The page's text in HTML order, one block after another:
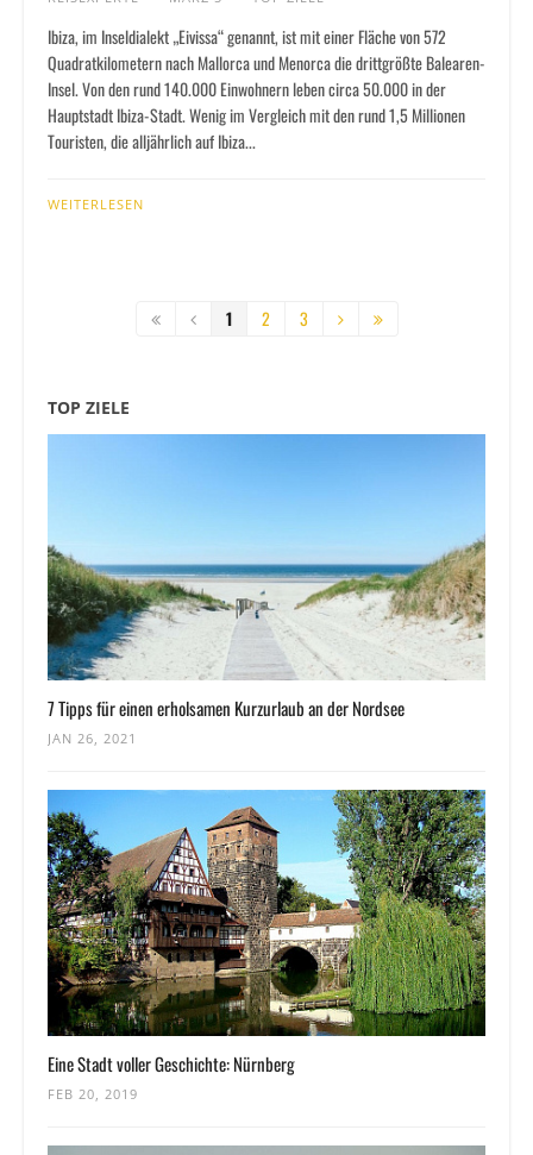
Ibiza, im Inseldialekt „Eivissa“ genannt, ist mit einer Fläche von 572
Quadratkilometern nach Mallorca und Menorca die drittgrößte Balearen-
Insel. Von den rund 140.000 Einwohnern leben circa 50.000 in der
Hauptstadt Ibiza-Stadt. Wenig im Vergleich mit den rund 1,5 Millionen
Touristen, die alljährlich auf Ibiza...
WEITERLESEN
1 2 3
TOP ZIELE
7 Tipps für einen erholsamen Kurzurlaub an der Nordsee
JAN 26, 2021
Eine Stadt voller Geschichte: Nürnberg
FEB 20, 2019